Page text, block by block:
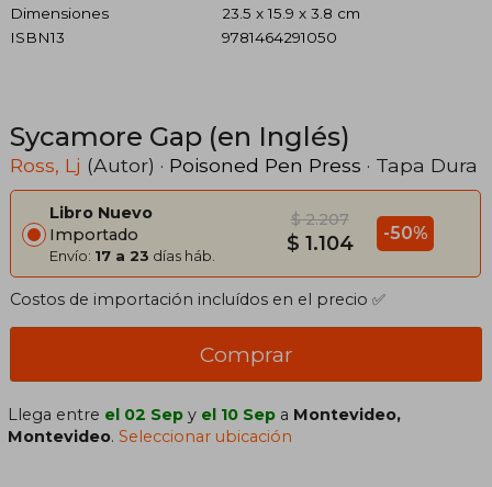
Dimensiones
23.5 x 15.9 x 3.8 cm
ISBN13
9781464291050
Sycamore Gap (en Inglés)
Ross, Lj (Autor) · Poisoned Pen Press · Tapa Dura
Libro Nuevo
Importado
Envío: 17 a 23 días háb.
$ 2.207
$ 1.104 -50%
Costos de importación incluídos en el precio ✅
Comprar
Llega entre el 02 Sep y el 10 Sep a Montevideo,
Montevideo.Seleccionar ubicación